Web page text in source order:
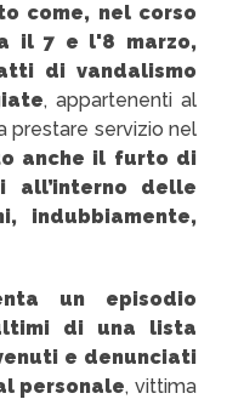
come, nel corso
il 7 e l'8 marzo,
di vandalismo
, appartenenti al
prestare servizio nel
anche il furto di
all’interno delle
indubbiamente,
un episodio
di una lista
e denunciati
personale, vittima